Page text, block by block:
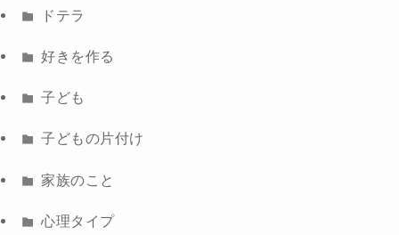
ドテラ
好きを作る
子ども
子どもの片付け
家族のこと
心理タイプ